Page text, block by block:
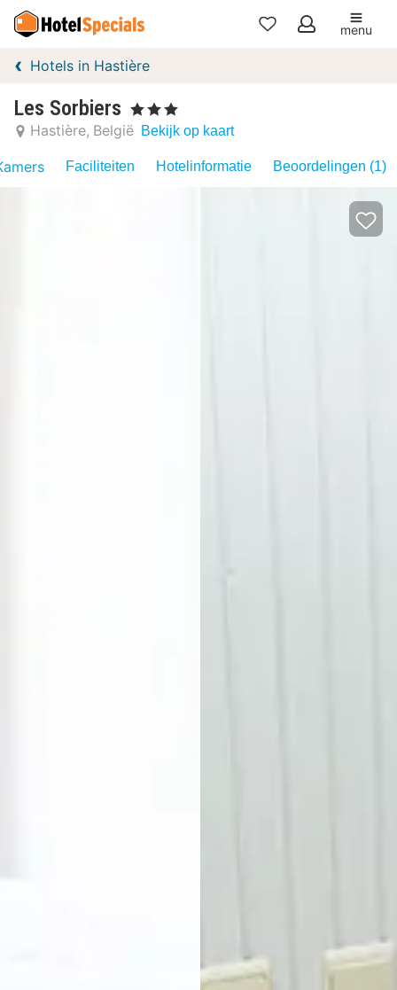
Mijn
menu
Hotels in Hastière
Les Sorbiers , 3 Sterren
Hastière België Bekijk op kaart
Faciliteiten Hotelinformatie Beoordelingen (1)